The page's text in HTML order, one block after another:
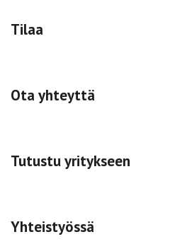
Tilaa
Ota yhteyttä
Tutustu yritykseen
Yhteistyössä